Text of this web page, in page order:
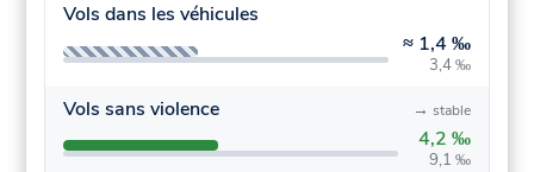
Vols dans les véhicules
≈ 1,4 ‰
3,4 ‰
Vols sans violence
4,2 ‰
9,1 ‰
→ stable